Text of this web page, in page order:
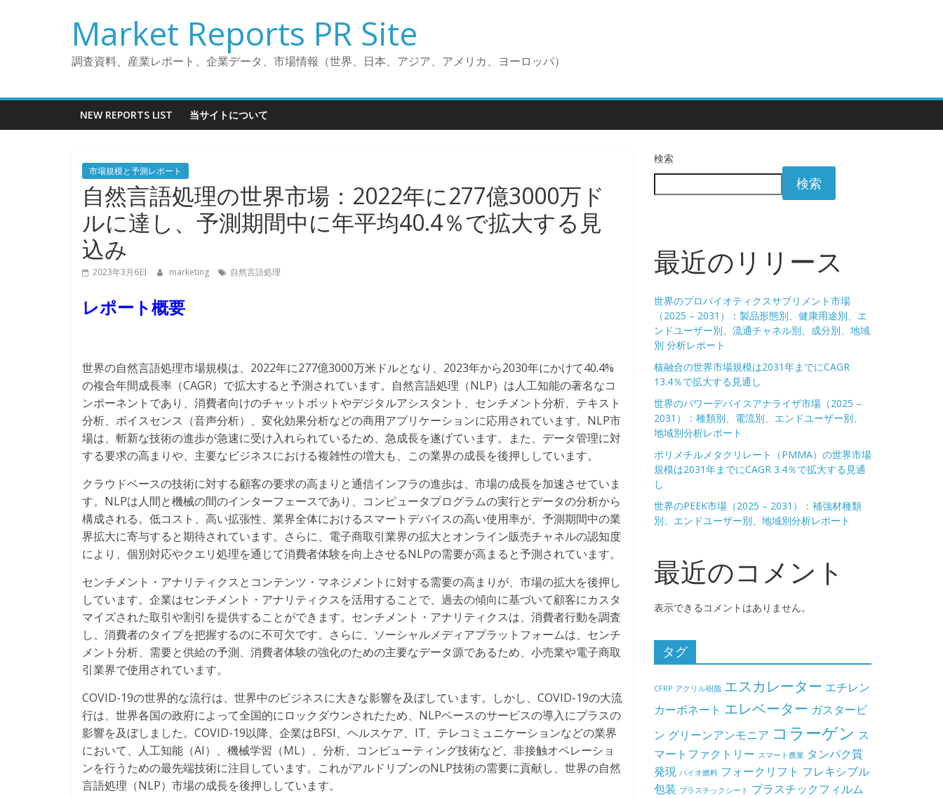
へ
キ
Market Reports PR Site
調査資料、産業レポート、企業データ、市場情報（世界、日本、アジア、アメリカ、ヨーロッパ）
NEW REPORTS LIST 当サイトについて
市場規模と予測レポート
自然言語処理の世界市場：2022年に277億3000万ド
ルに達し、予測期間中に年平均40.4％で拡大する見
込み
2023年3月6日 marketing 自然言語処理
レポート概要
世界の自然言語処理市場規模は、2022年に277億3000万米ドルとなり、2023年から2030年にかけて40.4%
の複合年間成長率（CAGR）で拡大すると予測されています。自然言語処理（NLP）は人工知能の著名なコ
ンポーネントであり、消費者向けのチャットボットやデジタルアシスタント、センチメント分析、テキスト
分析、ボイスセンス（音声分析）、変化効果分析などの商用アプリケーションに応用されています。NLP市
場は、斬新な技術の進歩が急速に受け入れられているため、急成長を遂げています。また、データ管理に対
する要求の高まりや、主要なビジネスにおける複雑性の増大も、この業界の成長を後押ししています。
クラウドベースの技術に対する顧客の要求の高まりと通信インフラの進歩は、市場の成長を加速させていま
す。NLPは人間と機械の間のインターフェースであり、コンピュータプログラムの実行とデータの分析から
構成される。低コスト、高い拡張性、業界全体におけるスマートデバイスの高い使用率が、予測期間中の業
界拡大に寄与すると期待されています。さらに、電子商取引業界の拡大とオンライン販売チャネルの認知度
により、個別対応やクエリ処理を通じて消費者体験を向上させるNLPの需要が高まると予測されています。
センチメント・アナリティクスとコンテンツ・マネジメントに対する需要の高まりが、市場の拡大を後押し
しています。企業はセンチメント・アナリティクスを活用することで、過去の傾向に基づいて顧客にカスタ
マイズされた取引や割引を提供することができます。センチメント・アナリティクスは、消費者行動を調査
し、消費者のタイプを把握するのに不可欠です。さらに、ソーシャルメディアプラットフォームは、センチ
メント分析、需要と供給の予測、消費者体験の強化のための主要なデータ源であるため、小売業や電子商取
引業界で使用されています。
COVID-19の世界的な流行は、世界中のビジネスに大きな影響を及ぼしています。しかし、COVID-19の大流
行は、世界各国の政府によって全国的にロックダウンされたため、NLPベースのサービスの導入にプラスの
影響を及ぼしました。COVID-19以降、企業はBFSI、ヘルスケア、IT、テレコミュニケーションなどの業界
において、人工知能（AI）、機械学習（ML）、分析、コンピューティング技術など、非接触オペレーショ
ンを行うための最先端技術に注目しています。これがアルドリブンのNLP技術の需要に貢献し、世界の自然
言語処理（NLP）市場の成長を後押ししています。
検索
検索
最近のリリース
世界のプロバイオティクスサプリメント市場
（2025 – 2031）：製品形態別、健康用途別、エ
ンドユーザー別、流通チャネル別、成分別、地域
別 分析レポート
核融合の世界市場規模は2031年までにCAGR
13.4％で拡大する見通し
世界のパワーデバイスアナライザ市場（2025 –
2031）：種類別、電流別、エンドユーザー別、
地域別分析レポート
ポリメチルメタクリレート（PMMA）の世界市場
規模は2031年までにCAGR 3.4％で拡大する見通
し
世界のPEEK市場（2025 – 2031）：補強材種類
別、エンドユーザー別、地域別分析レポート
最近のコメント
表示できるコメントはありません。
タグ
CFRP アクリル樹脂 エスカレーター エチレン
カーボネート エレベーター ガスタービ
ン グリーンアンモニア コラーゲン ス
マートファクトリー スマート農業 タンパク質
発現 バイオ燃料 フォークリフト フレキシブル
包装 プラスチックシート プラスチックフィルム